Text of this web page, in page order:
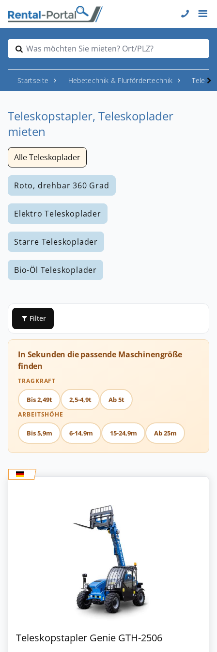
Was möchten Sie mieten? Ort/PLZ?
Startseite Hebetechnik & Flurfördertechnik
Teleskopstapler, Teleskoplader
mieten
Alle Teleskoplader
Roto, drehbar 360 Grad
Elektro Teleskoplader
Starre Teleskoplader
Bio-Öl Teleskoplader
Filter
In Sekunden die passende Maschinengröße
finden
TRAGKRAFT
Bis 2,49t 2,5-4,9t Ab 5t
ARBEITSHÖHE
Bis 5,9m 6-14,9m 15-24,9m Ab 25m
Teleskopstapler Genie GTH-2506